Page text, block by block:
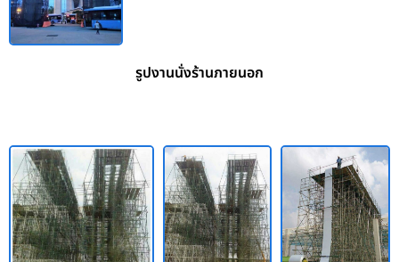
รูปงานนั่งร้านภายนอก